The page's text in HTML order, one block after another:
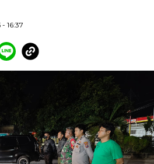
16:37